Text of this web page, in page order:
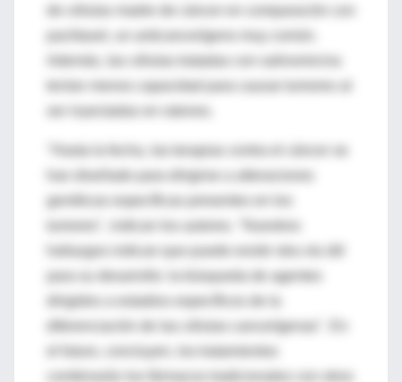
paclitaxel, un anticancerígeno muy común.
tenían menos capacidad para causar tumores al
"Hasta la fecha, las terapias contra el cáncer se
han diseñado para dirigirse a alteraciones
genéticas específicas presentes en los
hallazgos indican que puede existir otra vía útil
para su desarrollo: la búsqueda de agentes
dirigidos a estadios específicos de la
diferenciación de las células cancerígenas". En